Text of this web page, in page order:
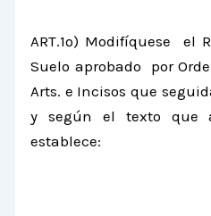
ART.1º) Modifíquese el
Suelo aprobado por
Arts. e Incisos que
y según el texto
establece: